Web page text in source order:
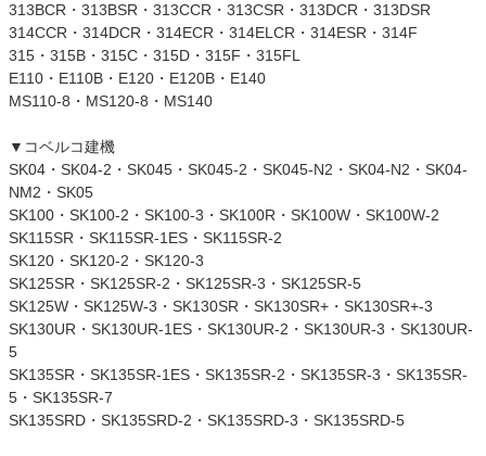
313BCR・313BSR・313CCR・313CSR・313DCR・313DSR
314CCR・314DCR・314ECR・314ELCR・314ESR・314F
315・315B・315C・315D・315F・315FL
E110・E110B・E120・E120B・E140
MS110-8・MS120-8・MS140
▼コベルコ建機
SK04・SK04-2・SK045・SK045-2・SK045-N2・SK04-N2・SK04-
NM2・SK05
SK100・SK100-2・SK100-3・SK100R・SK100W・SK100W-2
SK115SR・SK115SR-1ES・SK115SR-2
SK120・SK120-2・SK120-3
SK125SR・SK125SR-2・SK125SR-3・SK125SR-5
SK125W・SK125W-3・SK130SR・SK130SR+・SK130SR+-3
SK130UR・SK130UR-1ES・SK130UR-2・SK130UR-3・SK130UR-
5
SK135SR・SK135SR-1ES・SK135SR-2・SK135SR-3・SK135SR-
5・SK135SR-7
SK135SRD・SK135SRD-2・SK135SRD-3・SK135SRD-5